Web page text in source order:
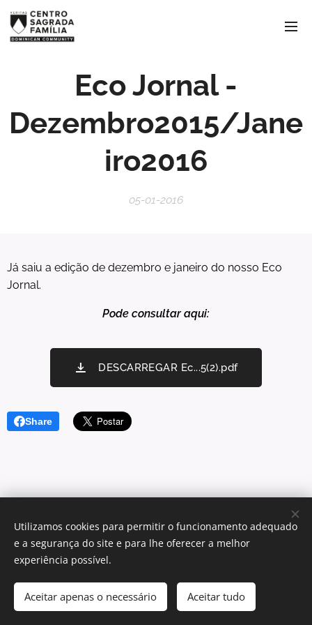
Eco Jornal -
Dezembro2015/Jane
iro2016
05-01-2016
Já saiu a edição de dezembro e janeiro do nosso Eco
Jornal.
Pode consultar aqui:
DESCARREGAR Ec...5(2).pdf
Share
Cookies
Utilizamos cookies para permitir o funcionamento adequado
e a segurança do site e para lhe oferecer a melhor
experiência possível.
Aceitar apenas o necessário Aceitar tudo